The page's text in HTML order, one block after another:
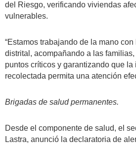
del Riesgo, verificando viviendas
vulnerables.
“Estamos trabajando de la mano
distrital, acompañando a las
puntos críticos y garantizando que la
recolectada permita una atención
Brigadas de salud permanentes.
Desde el componente de salud, el
Lastra, anunció la declaratoria de